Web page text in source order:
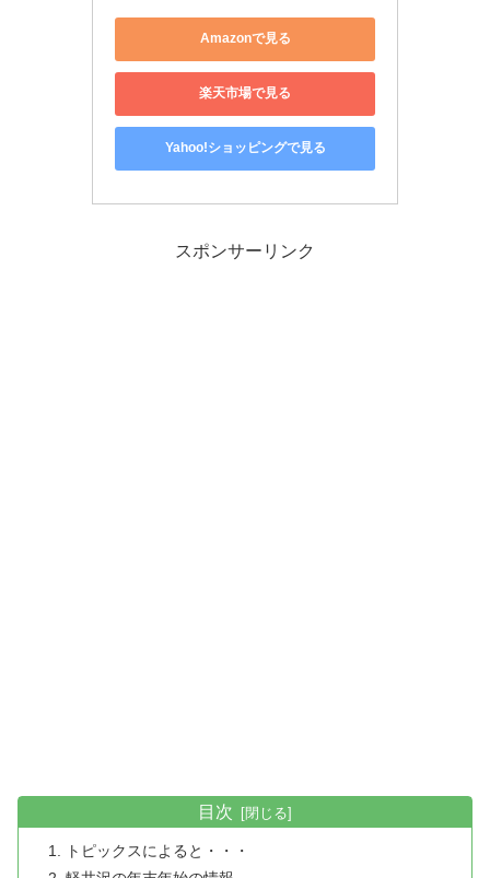
Amazonで見る
楽天市場で見る
Yahoo!ショッピングで見る
スポンサーリンク
目次
トピックスによると・・・